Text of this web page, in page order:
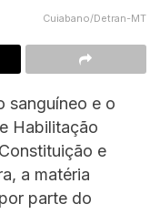
Cuiabano/Detran-MT
sanguíneo e o
Habilitação
e
a matéria
parte do